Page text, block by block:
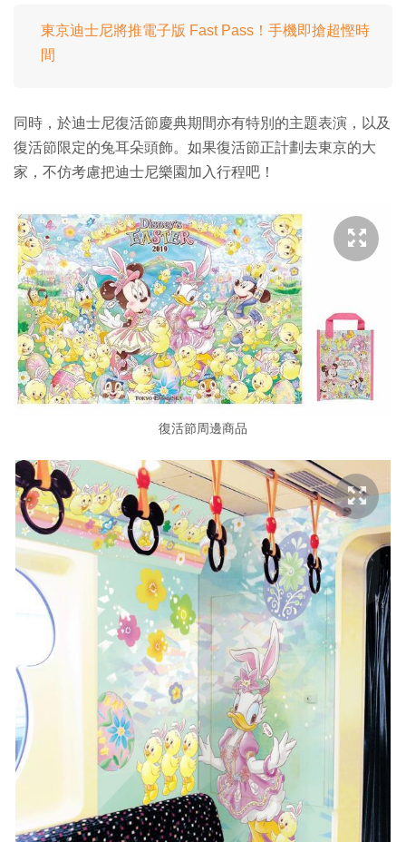
東京迪士尼將推電子版 Fast Pass！手機即搶超慳時
間
同時，於迪士尼復活節慶典期間亦有特別的主題表演，以及
復活節限定的兔耳朵頭飾。如果復活節正計劃去東京的大
家，不仿考慮把迪士尼樂園加入行程吧！
復活節周邊商品